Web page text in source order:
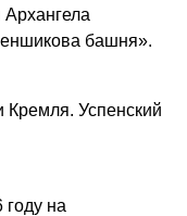
башня».
Успенский
на